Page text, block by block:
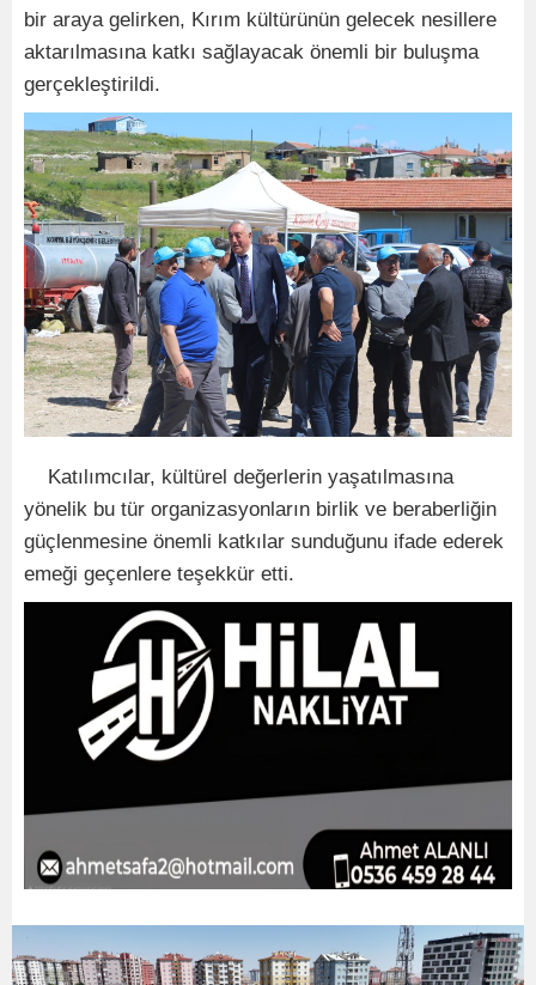
bir araya gelirken, Kırım kültürünün gelecek nesillere
aktarılmasına katkı sağlayacak önemli bir buluşma
gerçekleştirildi.
Katılımcılar, kültürel değerlerin yaşatılmasına
yönelik bu tür organizasyonların birlik ve beraberliğin
güçlenmesine önemli katkılar sunduğunu ifade ederek
emeği geçenlere teşekkür etti.